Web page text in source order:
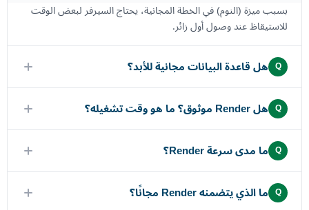
بسبب ميزة (النوم) في الخطة المجانية، يحتاج السيرفر لبعض الوقت
للاستيقاظ عند وصول أول زائر.
Q هل قاعدة البيانات مجانية للأبد؟
Q هل Render موثوق؟ ما هو وقت تشغيله؟
Q ما مدى سرعة Render؟
Q ما الذي يتضمنه Render مجانًا؟